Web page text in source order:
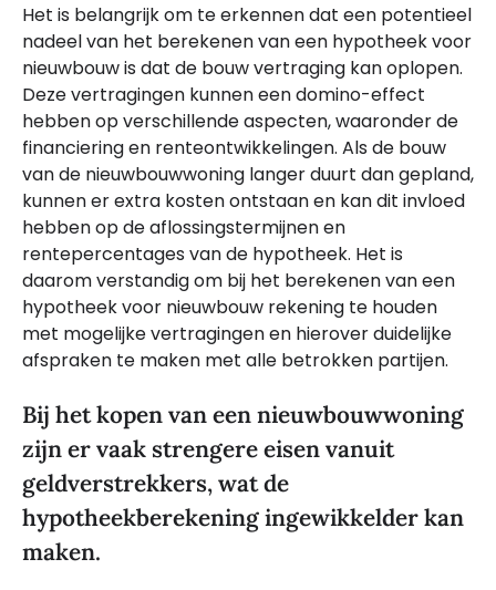
Het is belangrijk om te erkennen dat een potentieel
nadeel van het berekenen van een hypotheek voor
nieuwbouw is dat de bouw vertraging kan oplopen.
Deze vertragingen kunnen een domino-effect
hebben op verschillende aspecten, waaronder de
financiering en renteontwikkelingen. Als de bouw
van de nieuwbouwwoning langer duurt dan gepland,
kunnen er extra kosten ontstaan en kan dit invloed
hebben op de aflossingstermijnen en
rentepercentages van de hypotheek. Het is
daarom verstandig om bij het berekenen van een
hypotheek voor nieuwbouw rekening te houden
met mogelijke vertragingen en hierover duidelijke
afspraken te maken met alle betrokken partijen.
Bij het kopen van een nieuwbouwwoning
zijn er vaak strengere eisen vanuit
geldverstrekkers, wat de
hypotheekberekening ingewikkelder kan
maken.